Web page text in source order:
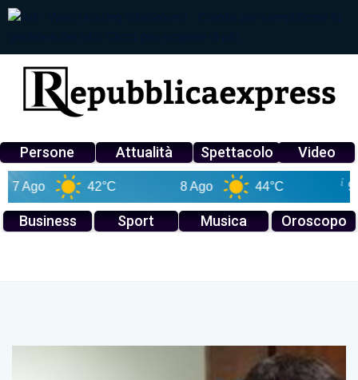
Persone Attualità Spettacolo Video
42°C 8 Ago 44°C 9 Ago
Business Sport Musica Oroscopo